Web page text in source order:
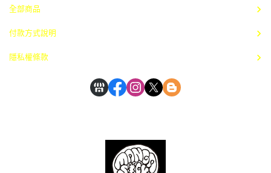
全部商品
付款方式說明
隱私權條款